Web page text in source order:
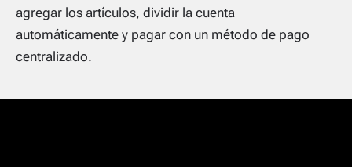
agregar los artículos, dividir la cuenta
automáticamente y pagar con un método de pago
centralizado.